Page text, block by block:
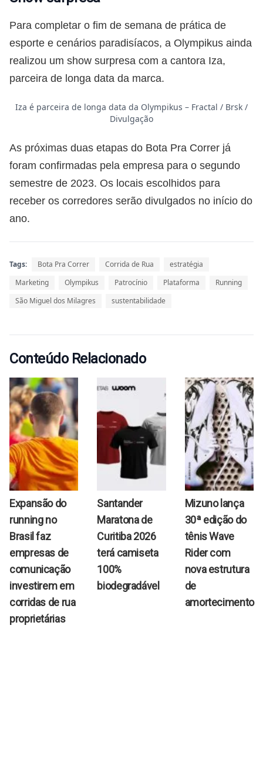
Para completar o fim de semana de prática de
esporte e cenários paradisíacos, a Olympikus ainda
realizou um show surpresa com a cantora Iza,
parceira de longa data da marca.
Iza é parceira de longa data da Olympikus – Fractal / Brsk /
Divulgação
As próximas duas etapas do Bota Pra Correr já
foram confirmadas pela empresa para o segundo
semestre de 2023. Os locais escolhidos para
receber os corredores serão divulgados no início do
ano.
Tags: Bota Pra Correr Corrida de Rua
estratégia
Marketing
Olympikus Patrocínio Plataforma
Running
São Miguel dos Milagres
sustentabilidade
Conteúdo Relacionado
Expansão do
running no
Brasil faz
empresas de
comunicação
investirem em
corridas de rua
proprietárias
Santander
Maratona de
Curitiba 2026
terá camiseta
100%
biodegradável
Mizuno lança
30ª edição do
tênis Wave
Rider com
nova estrutura
de
amortecimento